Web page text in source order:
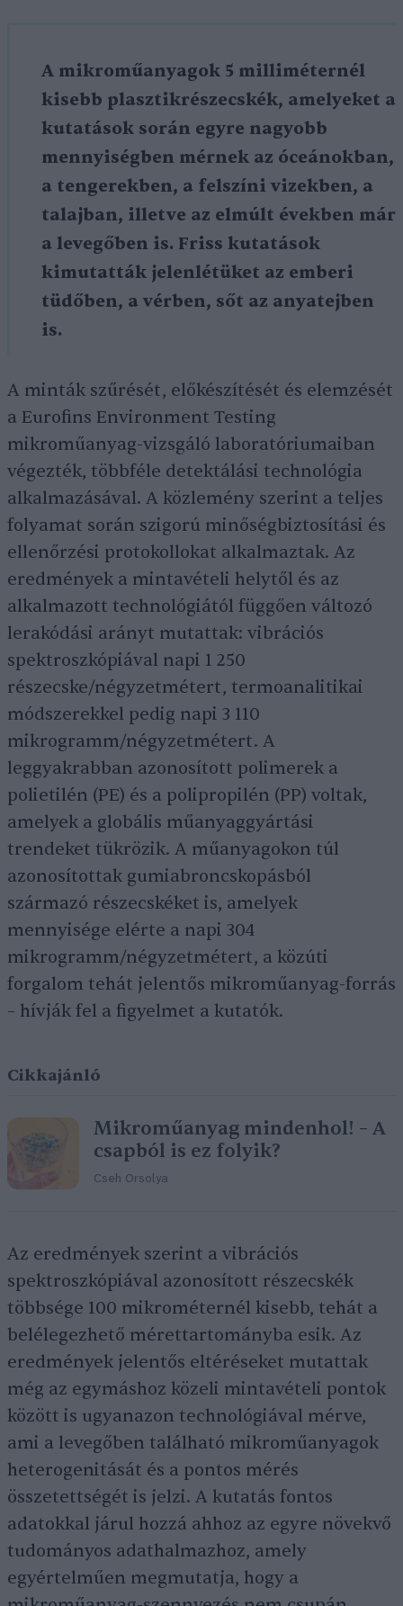
A mikroműanyagok 5 milliméternél
kisebb plasztikrészecskék, amelyeket a
kutatások során egyre nagyobb
mennyiségben mérnek az óceánokban,
a tengerekben, a felszíni vizekben, a
talajban, illetve az elmúlt években már
a levegőben is. Friss kutatások
kimutatták jelenlétüket az emberi
tüdőben, a vérben, sőt az anyatejben
is.
A minták szűrését, előkészítését és elemzését
a Eurofins Environment Testing
mikroműanyag-vizsgáló laboratóriumaiban
végezték, többféle detektálási technológia
alkalmazásával. A közlemény szerint a teljes
folyamat során szigorú minőségbiztosítási és
ellenőrzési protokollokat alkalmaztak. Az
eredmények a mintavételi helytől és az
alkalmazott technológiától függően változó
lerakódási arányt mutattak: vibrációs
spektroszkópiával napi 1 250
részecske/négyzetmétert, termoanalitikai
módszerekkel pedig napi 3 110
mikrogramm/négyzetmétert. A
leggyakrabban azonosított polimerek a
polietilén (PE) és a polipropilén (PP) voltak,
amelyek a globális műanyaggyártási
trendeket tükrözik. A műanyagokon túl
azonosítottak gumiabroncskopásból
származó részecskéket is, amelyek
mennyisége elérte a napi 304
mikrogramm/négyzetmétert, a közúti
forgalom tehát jelentős mikroműanyag-forrás
– hívják fel a figyelmet a kutatók.
Cikkajánló
Mikroműanyag mindenhol! – A
csapból is ez folyik?
Cseh Orsolya
Az eredmények szerint a vibrációs
spektroszkópiával azonosított részecskék
többsége 100 mikrométernél kisebb, tehát a
belélegezhető mérettartományba esik. Az
eredmények jelentős eltéréseket mutattak
még az egymáshoz közeli mintavételi pontok
között is ugyanazon technológiával mérve,
ami a levegőben található mikroműanyagok
heterogenitását és a pontos mérés
összetettségét is jelzi. A kutatás fontos
adatokkal járul hozzá ahhoz az egyre növekvő
tudományos adathalmazhoz, amely
egyértelműen megmutatja, hogy a